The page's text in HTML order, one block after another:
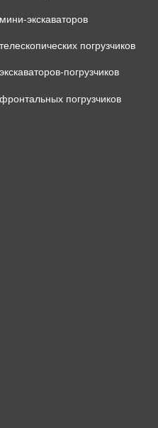
экскаваторов
погрузчиков
погрузчиков
погрузчиков